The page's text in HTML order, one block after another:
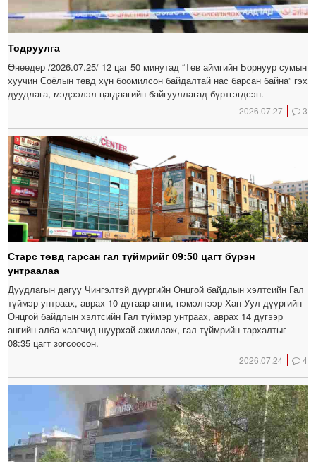
Тодруулга
Өнөөдөр /2026.07.25/ 12 цаг 50 минутад “Төв аймгийн Борнуур сумын
хуучин Соёлын төвд хүн боомилсон байдалтай нас барсан байна” гэх
дуудлага, мэдээлэл цагдаагийн байгууллагад бүртгэгдсэн.
2026.07.27 3
Старс төвд гарсан гал түймрийг 09:50 цагт бүрэн
унтраалаа
Дуудлагын дагуу Чингэлтэй дүүргийн Онцгой байдлын хэлтсийн Гал
түймэр унтраах, аврах 10 дугаар анги, нэмэлтээр Хан-Уул дүүргийн
Онцгой байдлын хэлтсийн Гал түймэр унтраах, аврах 14 дүгээр
ангийн алба хаагчид шуурхай ажиллаж, гал түймрийн тархалтыг
08:35 цагт зогсоосон.
2026.07.24 4